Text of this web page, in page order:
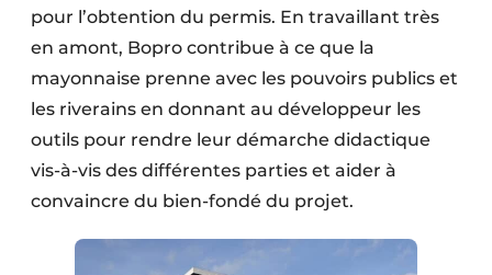
pour l’obtention du permis. En travaillant très
en amont, Bopro contribue à ce que la
mayonnaise prenne avec les pouvoirs publics et
les riverains en donnant au développeur les
outils pour rendre leur démarche didactique
vis-à-vis des différentes parties et aider à
convaincre du bien-fondé du projet.